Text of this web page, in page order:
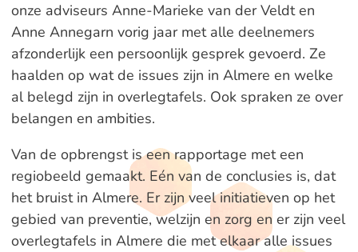
onze adviseurs Anne-Marieke van der Veldt en
Anne Annegarn vorig jaar met alle deelnemers
afzonderlijk een persoonlijk gesprek gevoerd. Ze
haalden op wat de issues zijn in Almere en welke
al belegd zijn in overlegtafels. Ook spraken ze over
belangen en ambities.
Van de opbrengst is een rapportage met een
regiobeeld gemaakt. Eén van de conclusies is, dat
het bruist in Almere. Er zijn veel initiatieven op het
gebied van preventie, welzijn en zorg en er zijn veel
overlegtafels in Almere die met elkaar alle issues